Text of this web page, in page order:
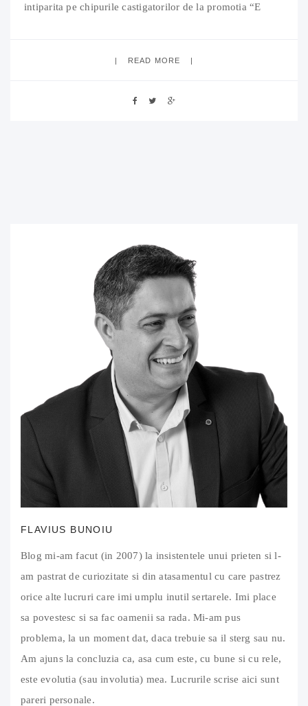
intiparita pe chipurile castigatorilor de la promotia “E
READ MORE
FLAVIUS BUNOIU
Blog mi-am facut (in 2007) la insistentele unui prieten si l-
am pastrat de curiozitate si din atasamentul cu care pastrez
orice alte lucruri care imi umplu inutil sertarele. Imi place
sa povestesc si sa fac oamenii sa rada. Mi-am pus
problema, la un moment dat, daca trebuie sa il sterg sau nu.
Am ajuns la concluzia ca, asa cum este, cu bune si cu rele,
este evolutia (sau involutia) mea. Lucrurile scrise aici sunt
pareri personale.